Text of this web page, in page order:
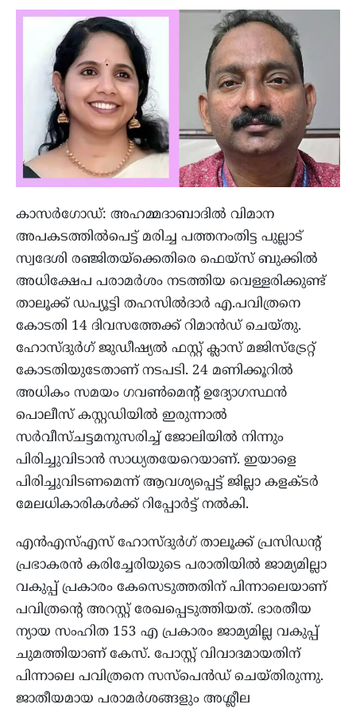
കാസര്‍ഗോഡ്: അഹമ്മദാബാദില്‍ വിമാന
അപകടത്തില്‍പെട്ട് മരിച്ച പത്തനംതിട്ട പുല്ലാട്
സ്വദേശി രഞ്ജിതയ്‌ക്കെതിരെ ഫെയ്‌സ് ബുക്കില്‍
അധിക്ഷേപ പരാമര്‍ശം നടത്തിയ വെള്ളരിക്കുണ്ട്
താലൂക്ക് ഡപ്യൂട്ടി തഹസില്‍ദാര്‍ എ.പവിത്രനെ
കോടതി 14 ദിവസത്തേക്ക് റിമാന്‍ഡ് ചെയ്തു.
ഹോസ്ദുര്‍ഗ് ജുഡീഷ്യല്‍ ഫസ്റ്റ് ക്ലാസ് മജിസ്‌ട്രേറ്റ്
കോടതിയുടേതാണ് നടപടി. 24 മണിക്കൂറില്‍
അധികം സമയം ഗവണ്‍മെന്റ് ഉദ്യോഗസ്ഥന്‍
പൊലീസ് കസ്റ്റഡിയില്‍ ഇരുന്നാല്‍
സര്‍വീസ്ചട്ടമനുസരിച്ച് ജോലിയില്‍ നിന്നും
പിരിച്ചുവിടാന്‍ സാധ്യതയേറെയാണ്. ഇയാളെ
പിരിച്ചുവിടണമെന്ന് ആവശ്യപ്പെട്ട് ജില്ലാ കളക്ടര്‍
മേലധികാരികള്‍ക്ക് റിപ്പോര്‍ട്ട് നല്‍കി.
എന്‍എസ്എസ് ഹോസ്ദുര്‍ഗ് താലൂക്ക് പ്രസിഡന്റ്
പ്രഭാകരന്‍ കരിച്ചേരിയുടെ പരാതിയില്‍ ജാമ്യമില്ലാ
വകുപ്പ് പ്രകാരം കേസെടുത്തതിന് പിന്നാലെയാണ്
പവിത്രന്റെ അറസ്റ്റ് രേഖപ്പെടുത്തിയത്. ഭാരതീയ
ന്യായ സംഹിത 153 എ പ്രകാരം ജാമ്യമില്ല വകുപ്പ്
ചുമത്തിയാണ് കേസ്. പോസ്റ്റ് വിവാദമായതിന്
പിന്നാലെ പവിത്രനെ സസ്പെന്‍ഡ് ചെയ്തിരുന്നു.
ജാതീയമായ പരാമര്‍ശങ്ങളും അശ്ലീല